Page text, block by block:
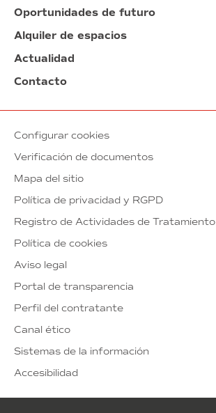
Oportunidades de futuro
Alquiler de espacios
Actualidad
Contacto
Configurar cookies
Verificación de documentos
Mapa del sitio
Política de privacidad y RGPD
Registro de Actividades de Tratamiento
Política de cookies
Aviso legal
Portal de transparencia
Perfil del contratante
Canal ético
Sistemas de la información
Accesibilidad